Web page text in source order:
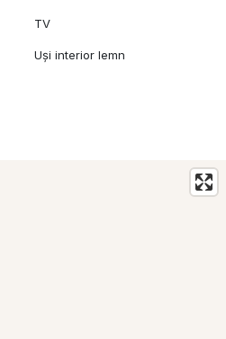
TV
Uși interior lemn